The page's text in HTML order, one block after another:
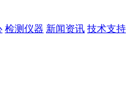
检测仪器 新闻资讯 技术支持